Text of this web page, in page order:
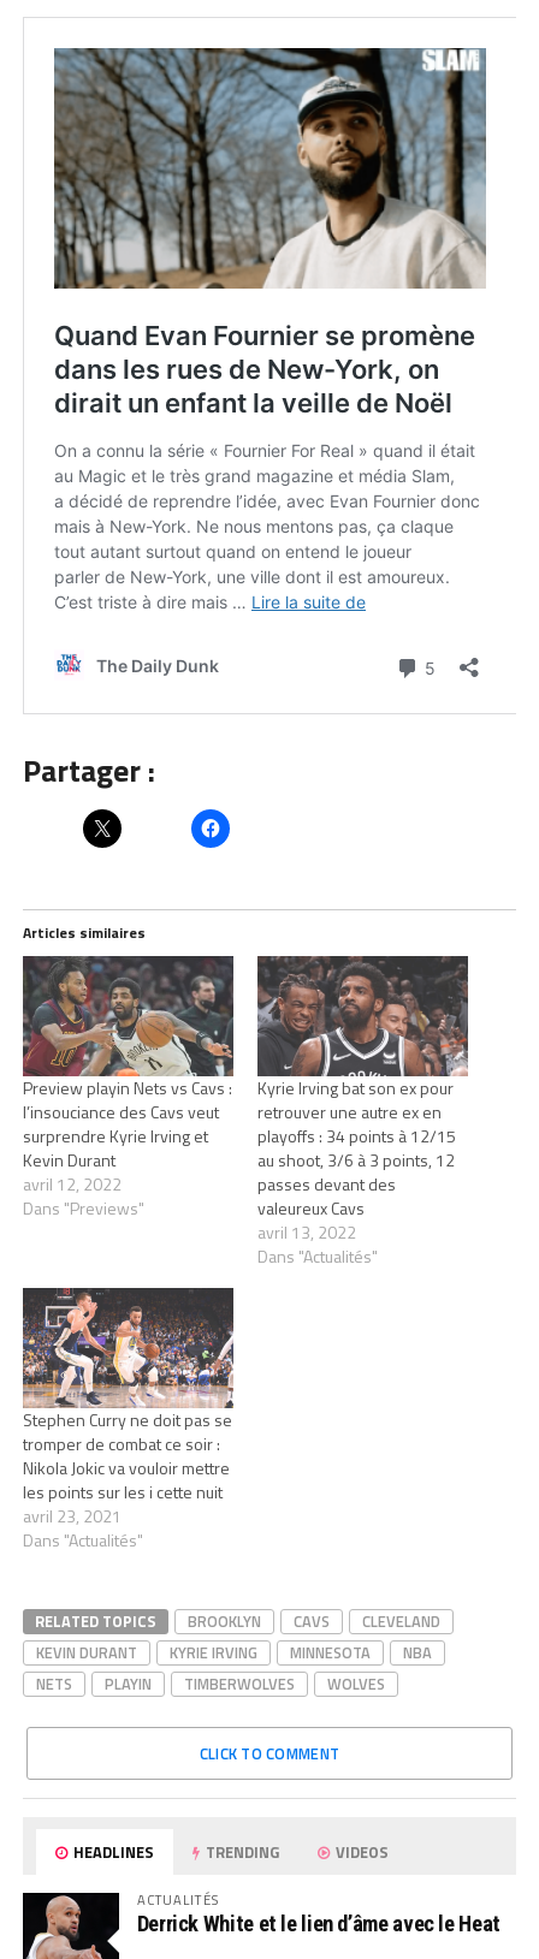
Partager :
Articles similaires
Preview playin Nets vs Cavs :
l’insouciance des Cavs veut
surprendre Kyrie Irving et
Kevin Durant
avril 12, 2022
Dans "Previews"
Kyrie Irving bat son ex pour
retrouver une autre ex en
playoffs : 34 points à 12/15
au shoot, 3/6 à 3 points, 12
passes devant des
valeureux Cavs
avril 13, 2022
Dans "Actualités"
Stephen Curry ne doit pas se
tromper de combat ce soir :
Nikola Jokic va vouloir mettre
les points sur les i cette nuit
avril 23, 2021
Dans "Actualités"
RELATED TOPICS BROOKLYN CAVS
CLEVELAND
KEVIN DURANT
KYRIE IRVING MINNESOTA
NBA
NETS
PLAYIN TIMBERWOLVES WOLVES
CLICK TO COMMENT
HEADLINES TRENDING VIDEOS
ACTUALITÉS
Derrick White et le lien d’âme avec le Heat